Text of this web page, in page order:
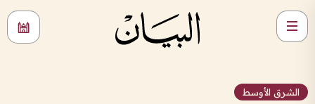
الشرق الأوسط